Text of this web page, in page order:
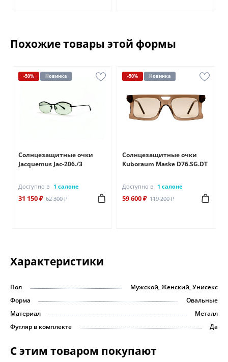
Похожие товары этой формы
-50% Новинка
Солнцезащитные очки
Jacquemus Jac-206./3
Доступно в 1 салоне
31 150 ₽ 62 300 ₽
-50% Новинка
Солнцезащитные очки
Kuboraum Maske D76.SG.DT
Доступно в 1 салоне
59 600 ₽ 119 200 ₽
Характеристики
Пол
Мужской, Женский, Унисекс
Форма
Овальные
Материал
Металл
Футляр в комплекте
Да
С этим товаром покупают